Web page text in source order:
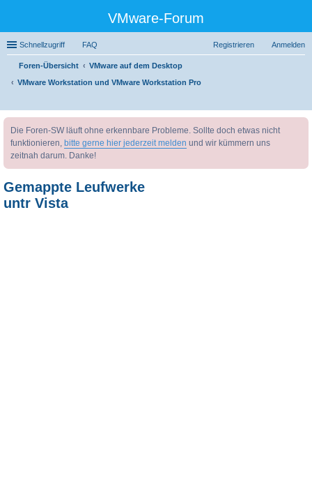
VMware-Forum
Schnellzugriff FAQ Anmelden
Registrieren
Foren-Übersicht
VMware auf dem Desktop
VMware Workstation und VMware Workstation Pro
uc
Die Foren-SW läuft ohne erkennbare Probleme. Sollte doch etwas nicht
funktionieren, bitte gerne hier jederzeit melden und wir kümmern uns
zeitnah darum. Danke!
Gemappte Leufwerke
untr Vista